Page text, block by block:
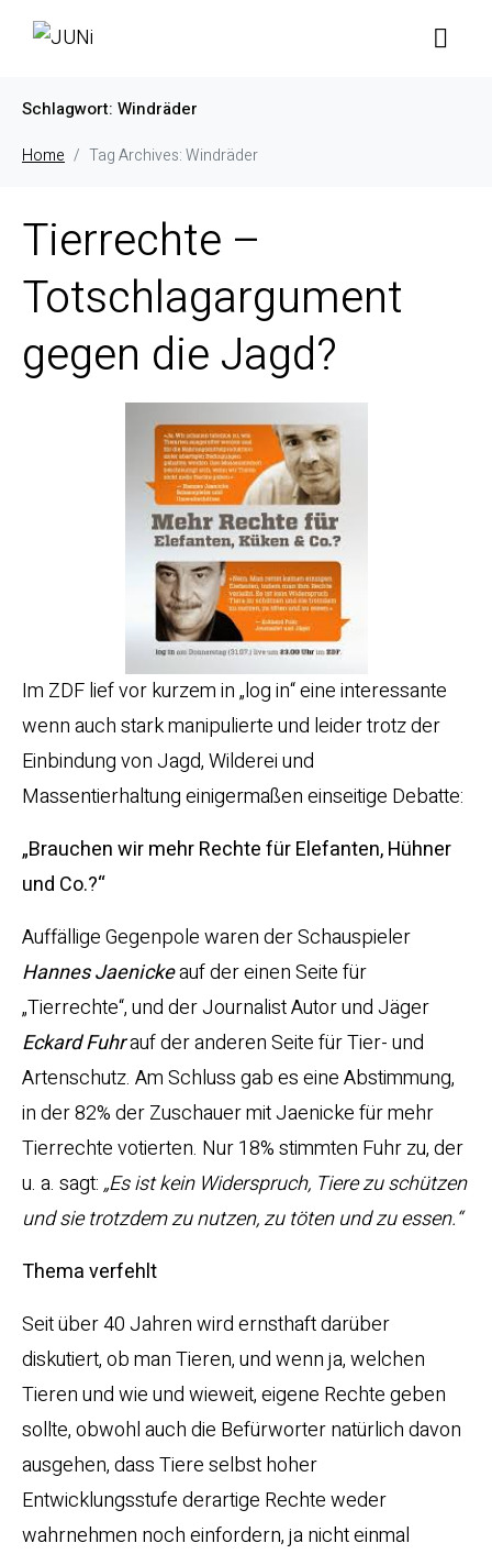
Schlagwort: Windräder
Home Tag Archives: Windräder
Tierrechte –
Totschlagargument
gegen die Jagd?
Im ZDF lief vor kurzem in „log in“ eine interessante
wenn auch stark manipulierte und leider trotz der
Einbindung von Jagd, Wilderei und
Massentierhaltung einigermaßen einseitige Debatte:
„Brauchen wir mehr Rechte für Elefanten, Hühner
und Co.?“
Auffällige Gegenpole waren der Schauspieler
Hannes Jaenickeauf der einen Seite für
„Tierrechte“, und der Journalist Autor und Jäger
Eckard Fuhrauf der anderen Seite für Tier- und
Artenschutz. Am Schluss gab es eine Abstimmung,
in der 82% der Zuschauer mit Jaenicke für mehr
Tierrechte votierten. Nur 18% stimmten Fuhr zu, der
u. a. sagt:„Es ist kein Widerspruch, Tiere zu schützen
und sie trotzdem zu nutzen, zu töten und zu essen.“
Thema verfehlt
Seit über 40 Jahren wird ernsthaft darüber
diskutiert, ob man Tieren, und wenn ja, welchen
Tieren und wie und wieweit, eigene Rechte geben
sollte, obwohl auch die Befürworter natürlich davon
ausgehen, dass Tiere selbst hoher
Entwicklungsstufe derartige Rechte weder
wahrnehmen noch einfordern, ja nicht einmal